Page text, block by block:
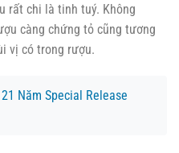
rất chi là tinh tuý. Không
càng chứng tỏ cũng tương
vị có trong rượu.
Năm Special Release